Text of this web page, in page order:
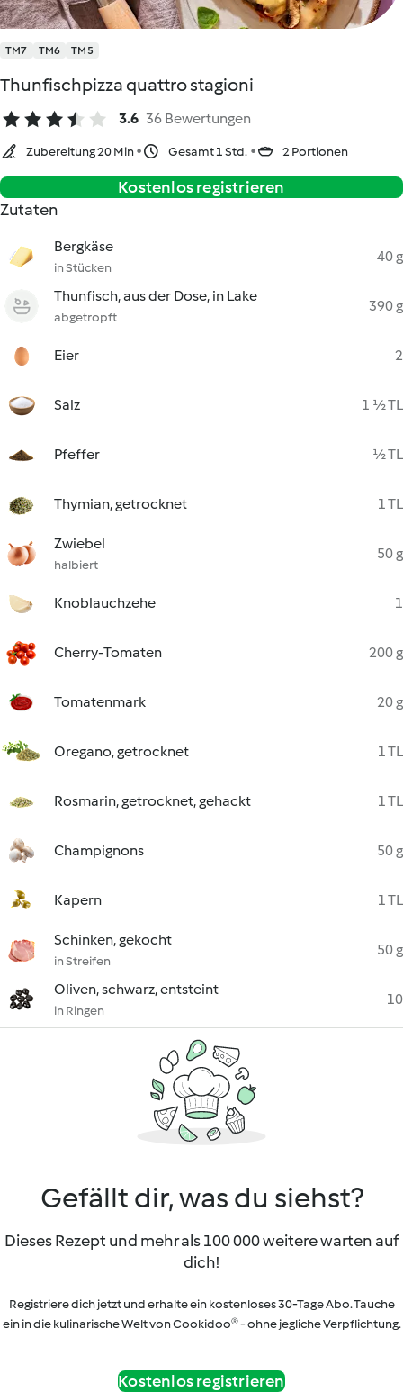
TM7 TM6 TM5
Thunfischpizza quattro stagioni
3.6 36 Bewertungen
Zubereitung 20 Min Gesamt 1 Std. 2 Portionen
Kostenlos registrieren
Zutaten
Bergkäse
in Stücken
40 g
Thunfisch, aus der Dose, in Lake
abgetropft
390 g
Eier 2
Salz 1 ½ TL
Pfeffer ½ TL
Thymian, getrocknet 1 TL
Zwiebel
halbiert
50 g
Knoblauchzehe 1
Cherry-Tomaten 200 g
Tomatenmark 20 g
Oregano, getrocknet 1 TL
Rosmarin, getrocknet, gehackt 1 TL
Champignons 50 g
Kapern 1 TL
Schinken, gekocht
in Streifen
50 g
Oliven, schwarz, entsteint
in Ringen
10
Gefällt dir, was du siehst?
Dieses Rezept und mehr als 100 000 weitere warten auf
dich!
Registriere dich jetzt und erhalte ein kostenloses 30-Tage Abo. Tauche
ein in die kulinarische Welt von Cookidoo® - ohne jegliche Verpflichtung.
Kostenlos registrieren